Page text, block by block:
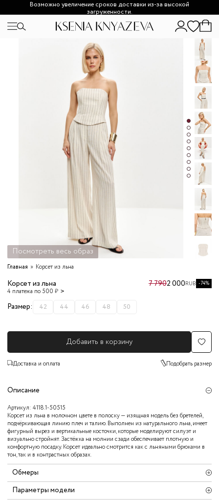
Возможно увеличение сроков доставки из-за высокой
загруженности.
Посмотреть весь образ
Главная Корсет из льна
Корсет из льна
4 платежа по 500 ₽
7 7902 000RUB -74%
Размер: 42 44 46 48 50
Добавить в корзину
Доставка и оплата Подобрать размер
Описание
Артикул: 4118.1-50515
Корсет из льна в молочном цвете в полоску — изящная модель без бретелей,
подчёркивающая линию плеч и талию. Выполнен из натурального льна, имеет
фигурный вырез и вертикальные косточки, которые моделируют силуэт и
визуально стройнят. Застёжка на молнии сзади обеспечивает плотную и
комфортную посадку. Корсет идеально смотрится как с льняными брюками в
тон, так и в контрастных образах.
Обмеры
Параметры модели